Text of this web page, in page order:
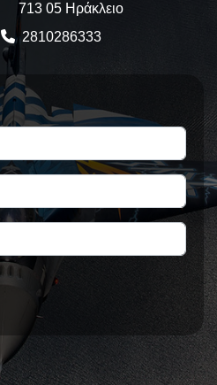
713 05 Ηράκλειο
2810286333